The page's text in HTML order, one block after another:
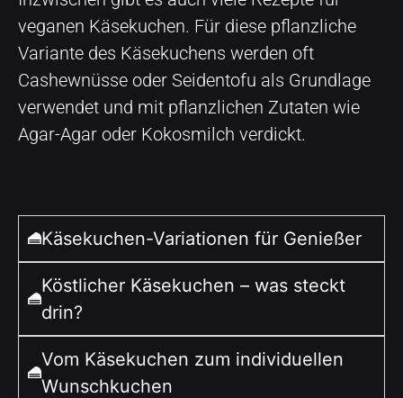
veganen Käsekuchen. Für diese pflanzliche
Variante des Käsekuchens werden oft
Cashewnüsse oder Seidentofu als Grundlage
verwendet und mit pflanzlichen Zutaten wie
Agar-Agar oder Kokosmilch verdickt.
Käsekuchen-Variationen für Genießer
Köstlicher Käsekuchen – was steckt
drin?
Vom Käsekuchen zum individuellen
Wunschkuchen